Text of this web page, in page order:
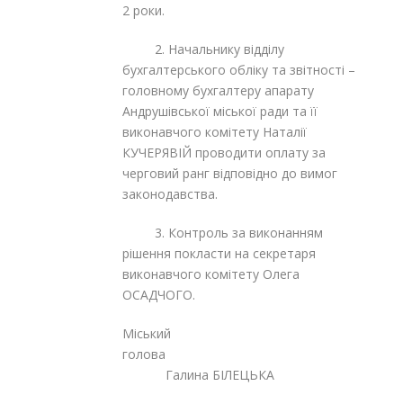
2 роки.
2. Начальнику відділу
бухгалтерського обліку та звітності –
головному бухгалтеру апарату
Андрушівської міської ради та її
виконавчого комітету Наталії
КУЧЕРЯВІЙ проводити оплату за
черговий ранг відповідно до вимог
законодавства.
3. Контроль за виконанням
рішення покласти на секретаря
виконавчого комітету Олега
ОСАДЧОГО.
Міський
голова
Галина БІЛЕЦЬКА